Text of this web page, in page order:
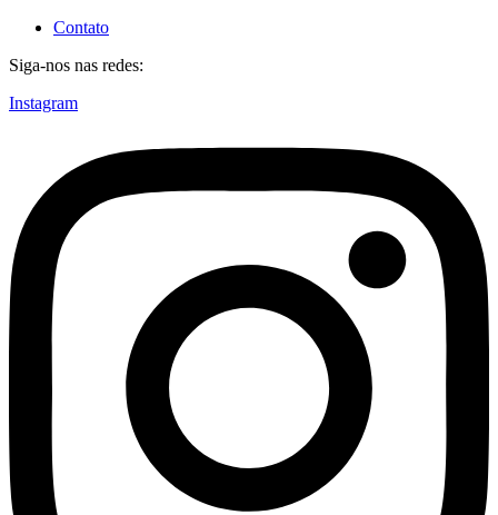
Contato
Siga-nos nas redes:
Instagram